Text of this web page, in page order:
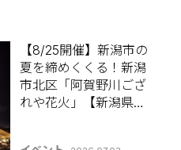
【8/25開催】新潟市の
夏を締めくくる！新潟
市北区「阿賀野川ござ
れや花火」【新潟県の